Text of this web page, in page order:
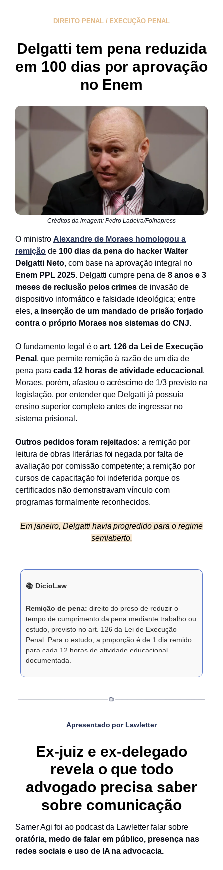
DIREITO PENAL / EXECUÇÃO PENAL
Delgatti tem pena reduzida
em 100 dias por aprovação
no Enem
Créditos da imagem: Pedro Ladeira/Folhapress
O ministro Alexandre de Moraes homologou a
remição de 100 dias da pena do hacker Walter
Delgatti Neto, com base na aprovação integral no
Enem PPL 2025. Delgatti cumpre pena de 8 anos e 3
meses de reclusão pelos crimes de invasão de
dispositivo informático e falsidade ideológica; entre
eles, a inserção de um mandado de prisão forjado
contra o próprio Moraes nos sistemas do CNJ.
O fundamento legal é o art. 126 da Lei de Execução
Penal , que permite remição à razão de um dia de
pena para cada 12 horas de atividade educacional .
Moraes, porém, afastou o acréscimo de 1/3 previsto na
legislação, por entender que Delgatti já possuía
ensino superior completo antes de ingressar no
sistema prisional.
Outros pedidos foram rejeitados: a remição por
leitura de obras literárias foi negada por falta de
avaliação por comissão competente; a remição por
cursos de capacitação foi indeferida porque os
certificados não demonstravam vínculo com
programas formalmente reconhecidos.
Em janeiro, Delgatti havia progredido para o regime
semiaberto.
📚 DicioLaw
Remição de pena: direito do preso de reduzir o
tempo de cumprimento da pena mediante trabalho ou
estudo, previsto no art. 126 da Lei de Execução
Penal. Para o estudo, a proporção é de 1 dia remido
para cada 12 horas de atividade educacional
documentada.
Apresentado por Lawletter
Ex-juiz e ex-delegado
revela o que todo
advogado precisa saber
sobre comunicação
Samer Agi foi ao podcast da Lawletter falar sobre
oratória, medo de falar em público, presença nas
redes sociais e uso de IA na advocacia.